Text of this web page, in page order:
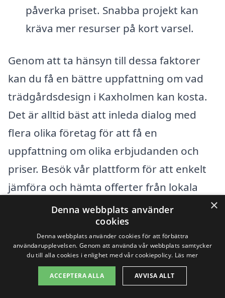
påverka priset. Snabba projekt kan
kräva mer resurser på kort varsel.
Genom att ta hänsyn till dessa faktorer
kan du få en bättre uppfattning om vad
trädgårdsdesign i Kaxholmen kan kosta.
Det är alltid bäst att inleda dialog med
flera olika företag för att få en
uppfattning om olika erbjudanden och
priser. Besök vår plattform för att enkelt
jämföra och hämta offerter från lokala
experter inom trädgårdsdesign. På så
sätt kan du göra ett informerat val och
hitta den bästa lösningen för dina
trädgårdsdrömmar.
×
Denna webbplats använder
cookies
Denna webbplats använder cookies för att förbättra
användarupplevelsen. Genom att använda vår webbplats samtycker
du till alla cookies i enlighet med vår cookiepolicy. Läs mer
ACCEPTERA ALLA AVVISA ALLT